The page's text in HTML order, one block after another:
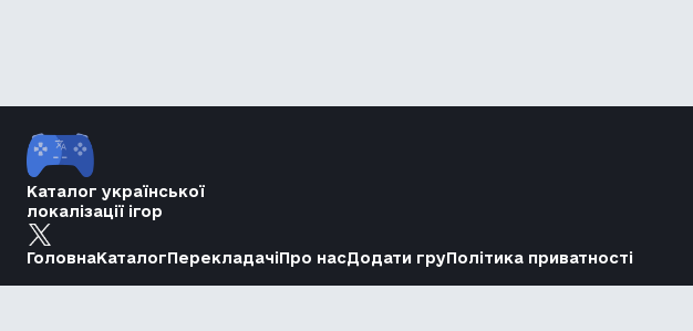
Каталог української
локалізації ігор
ГоловнаКаталогПерекладачіПро насДодати груПолітика приватності